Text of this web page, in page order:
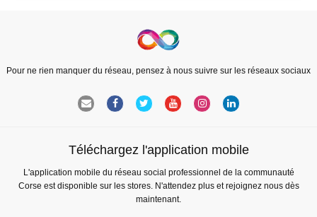
Pour ne rien manquer du réseau, pensez à nous suivre sur les réseaux sociaux
Téléchargez l'application mobile
L'application mobile du réseau social professionnel de la communauté
Corse est disponible sur les stores. N'attendez plus et rejoignez nous dès
maintenant.